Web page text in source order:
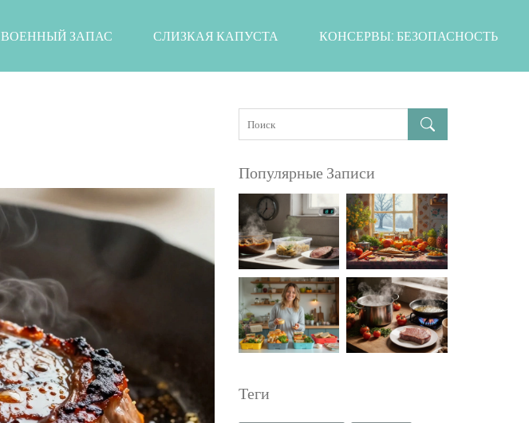
ВОЕННЫЙ ЗАПАС СЛИЗКАЯ КАПУСТА КОНСЕРВЫ: БЕЗОПАСНОСТЬ
Популярные Записи
Теги